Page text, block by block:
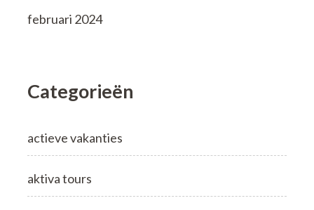
februari 2024
Categorieën
actieve vakanties
aktiva tours